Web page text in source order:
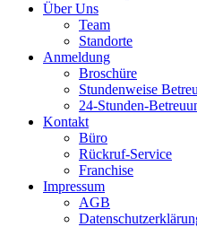
Über Uns
Team
Standorte
Anmeldung
Broschüre
Stundenweise
24-Stunden-
Kontakt
Büro
Rückruf-Service
Franchise
Impressum
AGB